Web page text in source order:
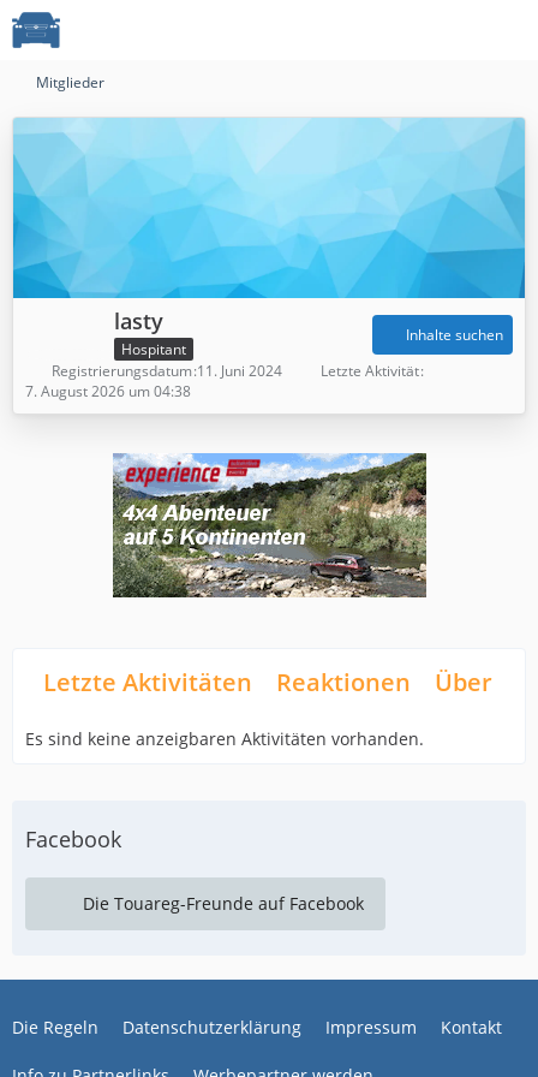
Mitglieder
lasty
Hospitant
Inhalte suchen
Registrierungsdatum 11. Juni 2024
Letzte Aktivität
7. August 2026 um 04:38
Letzte Aktivitäten Reaktionen Über
Es sind keine anzeigbaren Aktivitäten vorhanden.
Facebook
Die Touareg-Freunde auf Facebook
Die Regeln Datenschutzerklärung Impressum Kontakt